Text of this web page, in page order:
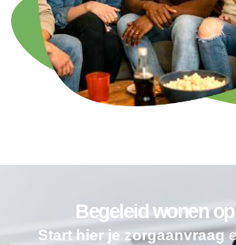
Begeleid wonen
Start hier je zorgaanvraag